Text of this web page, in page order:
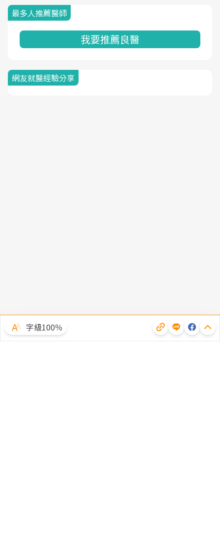
最多人推薦醫師
我要推薦良醫
網友就醫經驗分享
字級100％